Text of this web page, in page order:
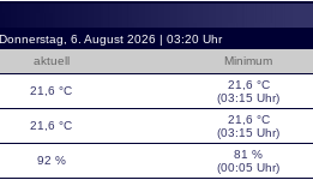
6. August 2026 | 03:20 Uhr
aktuell
Minimum
21,6 °C
21,6 °C
(03:15 Uhr)
21,6 °C
21,6 °C
(03:15 Uhr)
92 %
81 %
(00:05 Uhr)